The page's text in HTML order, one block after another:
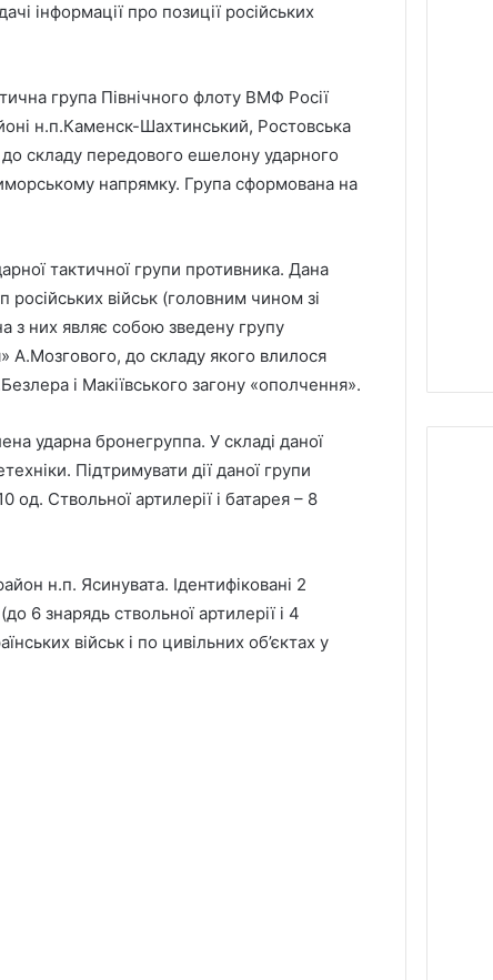
інформації про позиції російських
група Північного флоту ВМФ Росії
н.п.Каменск-Шахтинський, Ростовська
складу передового ешелону ударного
напрямку. Група сформована на
тактичної групи противника. Дана
російських військ (головним чином зі
з них являє собою зведену групу
А.Мозгового, до складу якого влилося
і Макіївського загону «ополчення».
ударна бронегруппа. У складі даної
Підтримувати дії даної групи
од. Ствольної артилерії і батарея – 8
н.п. Ясинувата. Ідентифіковані 2
6 знарядь ствольної артилерії і 4
військ і по цивільних об’єктах у